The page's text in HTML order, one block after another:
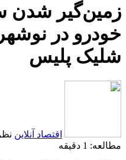
زمین‌گیر شدن
خودرو در نوشهر
شلیک پلیس
اقتصاد آنلاین
مطالعه: 1 دقیقه